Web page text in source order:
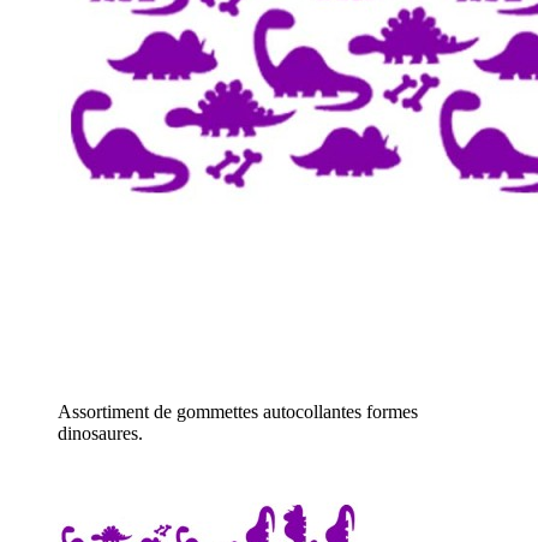
Assortiment de gommettes autocollantes formes
dinosaures.